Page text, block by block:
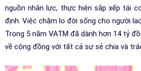
nguồn nhân lực, thực hiện sắp xếp tái
định. Việc chăm lo đời sống cho người
Trong 5 năm VATM đã dành hơn 14 tỷ
về cộng đồng với tất cả sự sẻ chia và